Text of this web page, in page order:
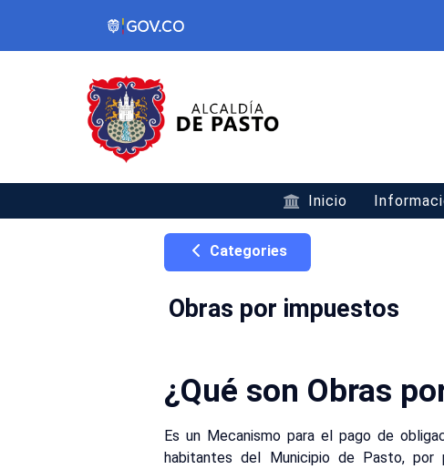
Inicio
Categories
Obras por impuestos
¿Qué son Obras
Es un Mecanismo para el pago de
habitantes del Municipio de Pasto,